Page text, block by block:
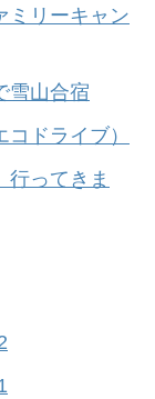
ミリーキャン
雪山合宿
ドライブ）
行ってきま